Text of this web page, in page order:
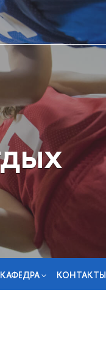
КОНТАКТЫ